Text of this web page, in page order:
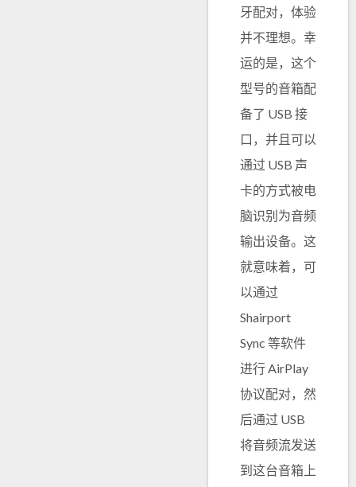
牙配对，体验
并不理想。幸
运的是，这个
型号的音箱配
备了 USB 接
口，并且可以
通过 USB 声
卡的方式被电
脑识别为音频
输出设备。这
就意味着，可
以通过
Shairport
Sync 等软件
进行 AirPlay
协议配对，然
后通过 USB
将音频流发送
到这台音箱上